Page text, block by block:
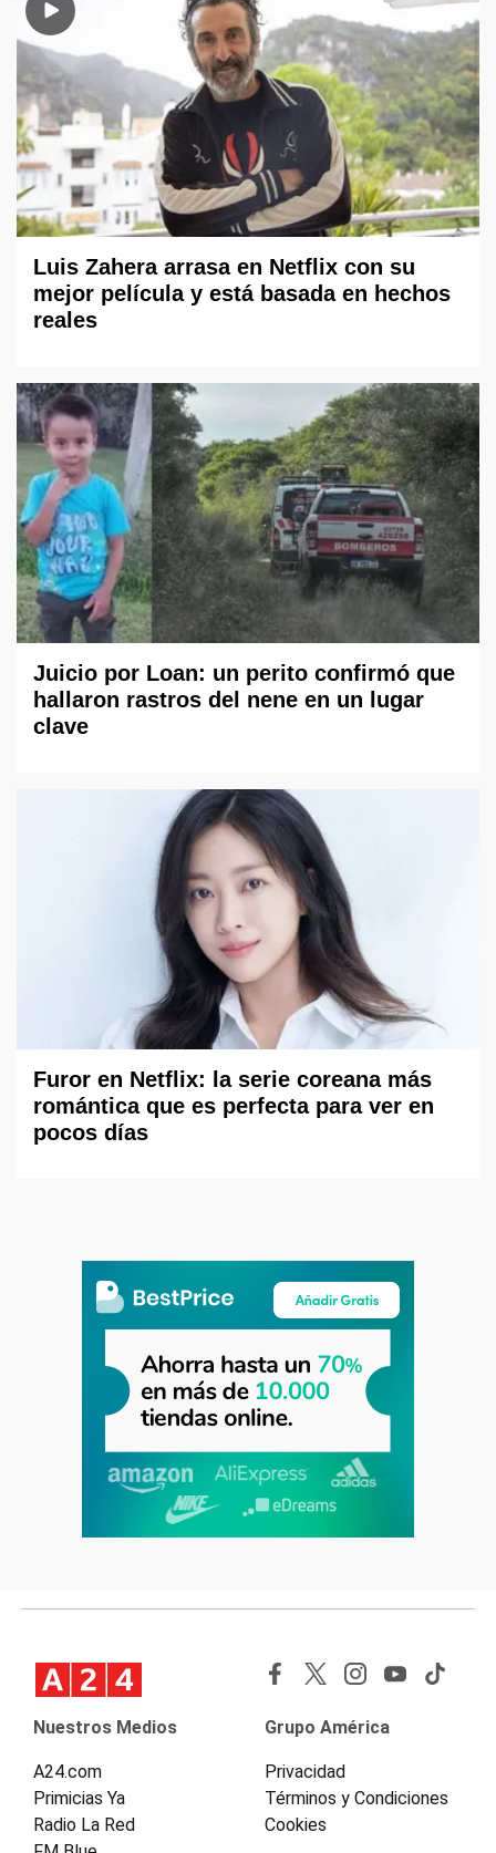
Luis Zahera arrasa en Netflix con su
mejor película y está basada en hechos
reales
Juicio por Loan: un perito confirmó que
hallaron rastros del nene en un lugar
clave
Furor en Netflix: la serie coreana más
romántica que es perfecta para ver en
pocos días
Nuestros Medios
A24.com
Primicias Ya
Radio La Red
Grupo América
Privacidad
Términos y Condiciones
Cookies